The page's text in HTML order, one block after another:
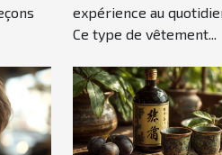
expérience au
Ce type de vêtement...